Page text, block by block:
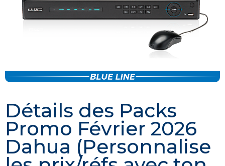
Détails des Packs
Promo Février 2026
Dahua (Personnalise